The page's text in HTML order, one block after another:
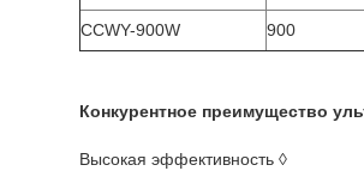
CCWY-900W 900
Конкурентное преимущество
Высокая эффективность ◊